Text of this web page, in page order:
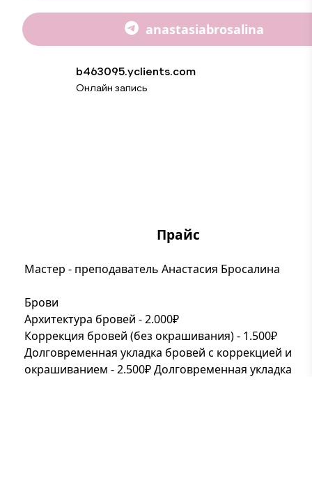
anastasiabrosalina
b463095.yclients.com
Онлайн запись
Прайс
Мастер - преподаватель Анастасия Бросалина
Брови
Архитектура бровей - 2.000₽
Коррекция бровей (без окрашивания) - 1.500₽
Долговременная укладка бровей c коррекцией и
окрашиванием - 2.500₽ Долговременная укладка